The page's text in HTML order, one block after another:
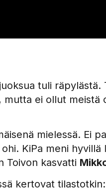
tuli räpylästä.
ei ollut meistä
mielessä. Ei
KiPa meni
Toivon kasvatti
kertovat